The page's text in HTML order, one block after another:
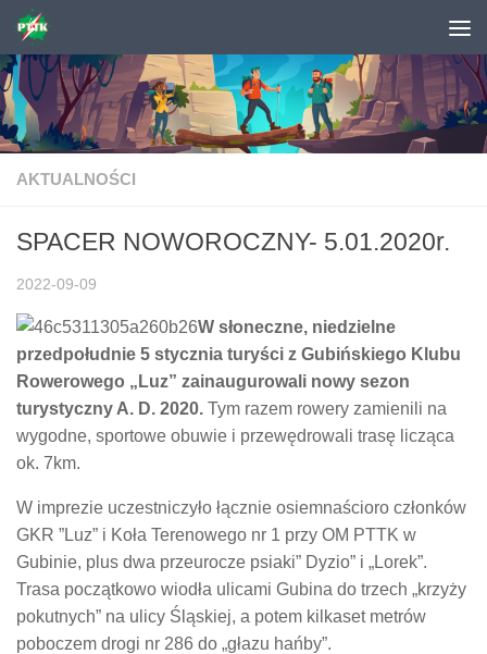
Skip to content
AKTUALNOŚCI
SPACER NOWOROCZNY- 5.01.2020r.
2022-09-09
W słoneczne, niedzielne
przedpołudnie 5 stycznia turyści z Gubińskiego Klubu
Rowerowego „Luz” zainaugurowali nowy sezon
turystyczny A. D. 2020. Tym razem rowery zamienili na
wygodne, sportowe obuwie i przewędrowali trasę licząca
ok. 7km.
W imprezie uczestniczyło łącznie osiemnaścioro członków
GKR ”Luz” i Koła Terenowego nr 1 przy OM PTTK w
Gubinie, plus dwa przeurocze psiaki” Dyzio” i „Lorek”.
Trasa początkowo wiodła ulicami Gubina do trzech „krzyży
pokutnych” na ulicy Śląskiej, a potem kilkaset metrów
poboczem drogi nr 286 do „głazu hańby”.